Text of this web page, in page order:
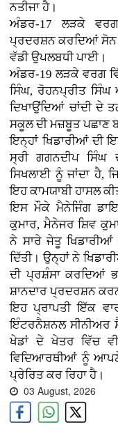
ਨਤੀਜਾ ਹੈ।
ਅੰਡਰ-17 ਲੜਕੇ
ਪ੍ਰਦਰਸ਼ਨ ਕਰਦਿਆਂ ਸੋਨ
ਵੱਡੀ ਉਪਲਬਧੀ ਪਾਈ।
ਅੰਡਰ-19 ਲੜਕੇ ਵਰਗ
ਸਿੰਘ, ਰੋਹਨਪ੍ਰੀਤ ਸਿੰਘ
ਦਿਖਾਉਂਦਿਆਂ ਚਾਂਦੀ
ਸਕੂਲ ਦੀ ਮਜ਼ਬੂਤ ਪਛਾਣ
ਇਨ੍ਹਾਂ ਖਿਡਾਰੀਆਂ ਦੀ
ਸ੍ਰੀ ਗਗਨਦੀਪ
ਸਿਖਲਾਈ ਨੂੰ ਜਾਂਦਾ ਹੈ,
ਇਹ ਕਾਮਯਾਬੀ ਹਾਸਲ
ਇਸ ਮੌਕੇ ਮੈਨੇਜਿੰਗ
ਕੁਮਾਰ, ਮੈਨੇਜਰ ਸ਼ਿਵ
ਨੇ ਸਾਰੇ ਜੇਤੂ
ਦਿੱਤੀ। ਉਨ੍ਹਾਂ ਨੇ
ਦੀ ਪ੍ਰਸ਼ੰਸਾ ਕਰਦਿਆਂ
ਸ਼ਾਨਦਾਰ ਪ੍ਰਦਰਸ਼ਨ
ਇਹ ਪ੍ਰਾਪਤੀ ਇੱਕ
ਇੰਟਰਨੈਸ਼ਨਲ ਸੀਨੀਅਰ
ਖੇਡਾਂ ਦੇ ਖੇਤਰ ਵਿੱਚ
ਵਿਦਿਆਰਥੀਆਂ ਨੂੰ
ਪ੍ਰੇਰਿਤ ਕਰ ਰਿਹਾ ਹੈ।
03 August, 2026